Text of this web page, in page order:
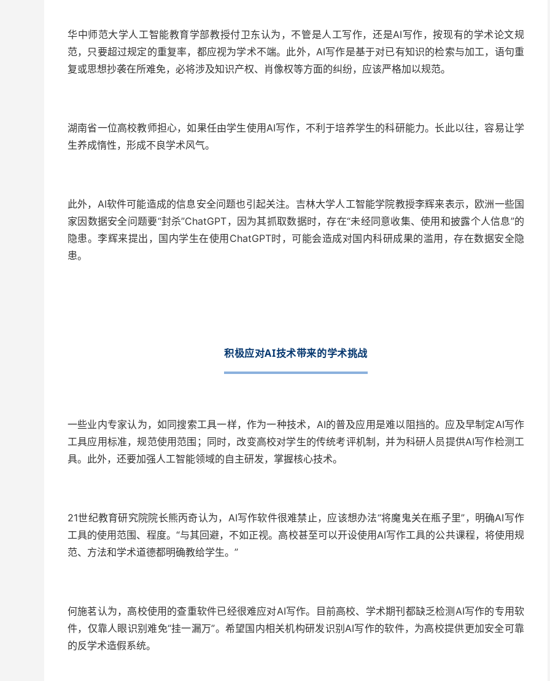
华中师范大学人工智能教育学部教授付卫东认为，不管是人工写作，还是AI写作，按现有的学术论文规
范，只要超过规定的重复率，都应视为学术不端。此外，AI写作是基于对已有知识的检索与加工，语句重
复或思想抄袭在所难免，必将涉及知识产权、肖像权等方面的纠纷，应该严格加以规范。
湖南省一位高校教师担心，如果任由学生使用AI写作，不利于培养学生的科研能力。长此以往，容易让学
生养成惰性，形成不良学术风气。
此外，AI软件可能造成的信息安全问题也引起关注。吉林大学人工智能学院教授李辉来表示，欧洲一些国
家因数据安全问题要“封杀”ChatGPT，因为其抓取数据时，存在“未经同意收集、使用和披露个人信息”的
隐患。李辉来提出，国内学生在使用ChatGPT时，可能会造成对国内科研成果的滥用，存在数据安全隐
患。
积极应对AI技术带来的学术挑战
一些业内专家认为，如同搜索工具一样，作为一种技术，AI的普及应用是难以阻挡的。应及早制定AI写作
工具应用标准，规范使用范围；同时，改变高校对学生的传统考评机制，并为科研人员提供AI写作检测工
具。此外，还要加强人工智能领域的自主研发，掌握核心技术。
21世纪教育研究院院长熊丙奇认为，AI写作软件很难禁止，应该想办法“将魔鬼关在瓶子里”，明确AI写作
工具的使用范围、程度。“与其回避，不如正视。高校甚至可以开设使用AI写作工具的公共课程，将使用规
范、方法和学术道德都明确教给学生。”
何施茗认为，高校使用的查重软件已经很难应对AI写作。目前高校、学术期刊都缺乏检测AI写作的专用软
件，仅靠人眼识别难免“挂一漏万”。希望国内相关机构研发识别AI写作的软件，为高校提供更加安全可靠
的反学术造假系统。